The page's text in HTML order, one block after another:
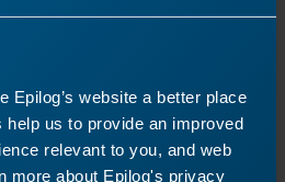
Epilog’s website a better place
us to provide an improved
relevant to you, and web
more about Epilog's privacy
Phillips de la placa
lateral del motor del eje X.